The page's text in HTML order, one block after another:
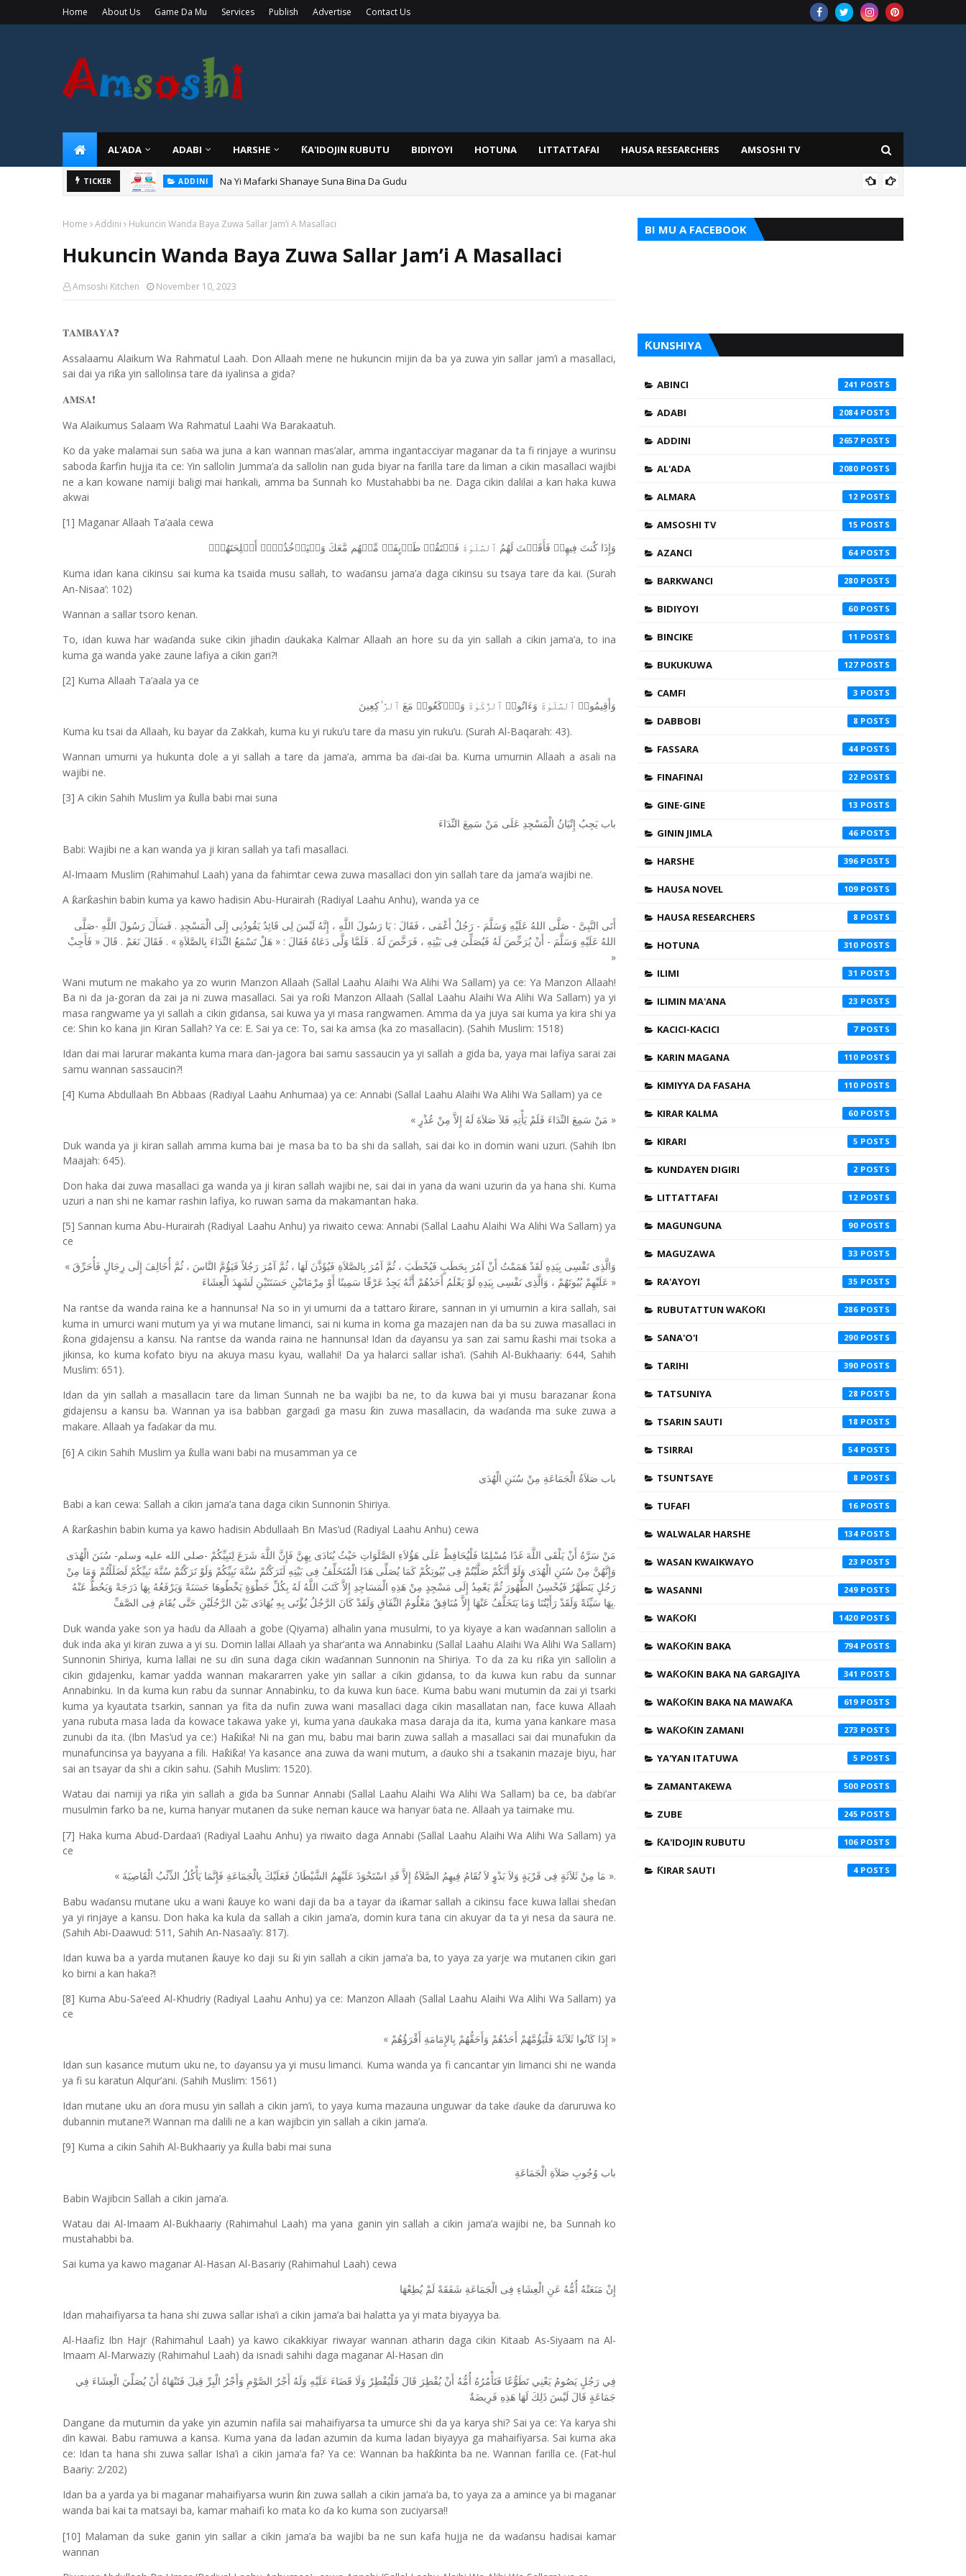
Home About Us Game Da Mu Services Publish Advertise Contact Us
AL'ADA ADABI HARSHE ƘA'IDOJIN RUBUTU BIDIYOYI HOTUNA LITTATTAFAI HAUSA RESEARCHERS AMSOSHI TV
TICKER ADDINI Na Yi Mafarki Ana Bikina, Kafin A Daura Aure Sai Na Farka
Home Addini Hukuncin Wanda Baya Zuwa Sallar Jam’i A Masallaci
Hukuncin Wanda Baya Zuwa Sallar Jam’i A Masallaci
Amsoshi Kitchen November 10, 2023
𝐓𝐀𝐌𝐁𝐀𝐘𝐀❓
Assalaamu Alaikum Wa Rahmatul Laah. Don Allaah mene ne hukuncin mijin da ba ya zuwa yin sallar jam’i a masallaci,
sai dai ya riƙa yin sallolinsa tare da iyalinsa a gida?
𝐀𝐌𝐒𝐀❗️
Wa Alaikumus Salaam Wa Rahmatul Laahi Wa Barakaatuh.
Ko da yake malamai sun saɓa wa juna a kan wannan mas’alar, amma ingantacciyar maganar da ta fi rinjaye a wurinsu
sabodaƙarfin hujja ita ce: Yin sallolin Jumma’a da sallolin nan guda biyar na farilla tare da liman a cikin masallaci wajibi
ne a kan kowane namiji baligi mai hankali, amma ba Sunnah ko Mustahabbi ba ne. Daga cikin dalilai a kan haka kuwa
akwai
[1] Maganar Allaah Ta’aala cewa
وَإِذَا كُنتَ فِیهِمۡ فَأَقَمۡتَ لَهُمُ ٱلصَّلَوٰةَ فَلۡتَقُمۡ طَاۤىِٕفَةࣱ مِّنۡهُم مَّعَكَ وَلۡیَأۡخُذُوۤا۟ أَسۡلِحَتَهُمۡۖ
Kuma idan kana cikinsu sai kuma ka tsaida musu sallah, to waɗansu jama’a daga cikinsu su tsaya tare da kai. (Surah
An-Nisaa’: 102)
Wannan a sallar tsoro kenan.
To, idan kuwa har waɗanda suke cikin jihadin ɗaukaka Kalmar Allaah an hore su da yin sallah a cikin jama’a, to ina
kuma ga wanda yake zaune lafiya a cikin gari?!
[2] Kuma Allaah Ta’aala ya ce
وَأَقِیمُوا۟ ٱلصَّلَوٰةَ وَءَاتُوا۟ ٱلزَّكَوٰةَ وَٱرۡكَعُوا۟ مَعَ ٱلرَّ ٰ⁠كِعِینَ
Kuma ku tsai da Allaah, ku bayar da Zakkah, kuma ku yi ruku’u tare da masu yin ruku’u. (Surah Al-Baqarah: 43).
Wannan umurni ya hukunta dole a yi sallah a tare da jama’a, amma ba ɗai-ɗai ba. Kuma umurnin Allaah a asali na
wajibi ne.
[3] A cikin Sahih Muslim ya ƙulla babi mai suna
باب يَجِبُ إِتْيَانُ الْمَسْجِدِ عَلَى مَنْ سَمِعَ النِّدَاءَ
Babi: Wajibi ne a kan wanda ya ji kiran sallah ya tafi masallaci.
Al-Imaam Muslim (Rahimahul Laah) yana da fahimtar cewa zuwa masallaci don yin sallah tare da jama’a wajibi ne.
A ƙarƙashin babin kuma ya kawo hadisin Abu-Hurairah (Radiyal Laahu Anhu), wanda ya ce
أَتَى النَّبِىَّ - صَلَّى اللهُ عَلَيْهِ وَسَلَّمَ - رَجُلٌ أَعْمَى ، فَقَالَ :يَا رَسُولَ اللَّهِ ، إِنَّهُ لَيْسَ لِى قَائِدٌ يَقُودُنِى إِلَى الْمَسْجِدِ . فَسَأَلَ رَسُولَ اللَّهِ -صَلَّى
اللهُ عَلَيْهِ وَسَلَّمَ - أَنْ يُرَخِّصَ لَهُ فَيُصَلِّىَ فِى بَيْتِهِ ، فَرَخَّصَ لَهُ . فَلَمَّا وَلَّى دَعَاهُ فَقَالَ : « هَلْ تَسْمَعُ النِّدَاءَ بِالصَّلاَةِ » . فَقَالَ نَعَمْ . قَالَ « فَأَجِبْ
»
Wani mutum ne makaho ya zo wurin Manzon Allaah (Sallal Laahu Alaihi Wa Alihi Wa Sallam) ya ce: Ya Manzon Allaah!
Ba ni da ja-goran da zai ja ni zuwa masallaci. Sai ya roƙi Manzon Allaah (Sallal Laahu Alaihi Wa Alihi Wa Sallam) ya yi
masa rangwame ya yi sallah a cikin gidansa, sai kuwa ya yi masa rangwamen. Amma da ya juya sai kuma ya kira shi ya
ce: Shin ko kana jin Kiran Sallah? Ya ce: E. Sai ya ce: To, sai ka amsa (ka zo masallacin). (Sahih Muslim: 1518)
Idan dai mai larurar makanta kuma maraɗan-jagora bai samu sassaucin ya yi sallah a gida ba, yaya mai lafiya sarai zai
samu wannan sassaucin?!
[4] Kuma Abdullaah Bn Abbaas (Radiyal Laahu Anhumaa) ya ce: Annabi (Sallal Laahu Alaihi Wa Alihi Wa Sallam) ya ce
«
مَنْ سَمِعَ النِّدَاءَ فَلَمْ يَأْتِهِ فَلاَ صَلاَةَ لَهُ إِلاَّ مِنْ عُذْرٍ
»
Duk wanda ya ji kiran sallah amma kuma bai je masa ba to ba shi da sallah, sai dai ko in domin wani uzuri. (Sahih Ibn
Maajah: 645).
Don haka dai zuwa masallaci ga wanda ya ji kiran sallah wajibi ne, sai dai in yana da wani uzurin da ya hana shi. Kuma
uzuri a nan shi ne kamar rashin lafiya, ko ruwan sama da makamantan haka.
[5] Sannan kuma Abu-Hurairah (Radiyal Laahu Anhu) ya riwaito cewa: Annabi (Sallal Laahu Alaihi Wa Alihi Wa Sallam) ya
ce
«
وَالَّذِى نَفْسِى بِيَدِهِ لَقَدْ هَمَمْتُ أَنْ آمُرَ بِحَطَبٍ فَيُحْطَبَ ، ثُمَّ آمُرَ بِالصَّلاَةِ فَيُؤَذَّنَ لَهَا ، ثُمَّ آمُرَ رَجُلاً فَيَؤُمَّ النَّاسَ ، ثُمَّ أُخَالِفَ إِلَى رِجَالٍ فَأُحَرِّقَ
عَلَيْهِمْ بُيُوتَهُمْ ، وَالَّذِى نَفْسِى بِيَدِهِ لَوْ يَعْلَمُ أَحَدُهُمْ أَنَّهُ يَجِدُ عَرْقًا سَمِينًا أَوْ مِرْمَاتَيْنِ حَسَنَتَيْنِ لَشَهِدَ الْعِشَاءَ
»
Na rantse da wanda raina ke a hannunsa! Na so in yi umurni da a tattaro ƙirare, sannan in yi umurnin a kira sallah, sai
kuma in umurci wani mutum ya yi wa mutane limanci, sai ni kuma in koma ga mazajen nan da ba su zuwa masallaci in
ƙona gidajensu a kansu. Na rantse da wanda raina ne hannunsa! Idan daɗayansu ya san zai samuƙashi mai tsoka a
jikinsa, ko kuma kofato biyu na akuya masu kyau, wallahi! Da ya halarci sallar isha’i. (Sahih Al-Bukhaariy: 644, Sahih
Muslim: 651).
Idan da yin sallah a masallacin tare da liman Sunnah ne ba wajibi ba ne, to da kuwa bai yi musu barazanar ƙona
gidajensu a kansu ba. Wannan ya isa babban gargaɗi ga masuƙin zuwa masallacin, da waɗanda ma suke zuwa a
makare. Allaah ya faɗakar da mu.
[6] A cikin Sahih Muslim ya ƙulla wani babi na musamman ya ce
باب صَلاَةُ الْجَمَاعَةِ مِنْ سُنَنِ الْهُدَى
Babi a kan cewa: Sallah a cikin jama’a tana daga cikin Sunnonin Shiriya.
A ƙarƙashin babin kuma ya kawo hadisin Abdullaah Bn Mas’ud (Radiyal Laahu Anhu) cewa
مَنْ سَرَّهُ أَنْ يَلْقَى اللَّهَ غَدًا مُسْلِمًا فَلْيُحَافِظْ عَلَى هَؤُلاَءِ الصَّلَوَاتِ حَيْثُ يُنَادَى بِهِنَّ فَإِنَّ اللَّهَ شَرَعَ لِنَبِيِّكُمْ -صلى الله عليه وسلم- سُنَنَ
الْهُدَى
وَإِنَّهُنَّ مِنْ سُنَنِ الْهُدَى وَلَوْ أَنَّكُمْ صَلَّيْتُمْ فِى بُيُوتِكُمْ كَمَا يُصَلِّى هَذَا الْمُتَخَلِّفُ فِى بَيْتِهِ لَتَرَكْتُمْ سُنَّةَ نَبِيِّكُمْ وَلَوْ تَرَكْتُمْ سُنَّةَ نَبِيِّكُمْ لَضَلَلْتُمْ وَمَا مِنْ
رَجُلٍ يَتَطَهَّرُ فَيُحْسِنُ الطُّهُورَ ثُمَّ يَعْمِدُ إِلَى مَسْجِدٍ مِنْ هَذِهِ الْمَسَاجِدِ إِلاَّ كَتَبَ اللَّهُ لَهُ بِكُلِّ خَطْوَةٍ يَخْطُوهَا حَسَنَةً وَيَرْفَعُهُ بِهَا دَرَجَةً وَيَحُطُّ عَنْهُ
بِهَا سَيِّئَةً وَلَقَدْ رَأَيْتُنَا وَمَا يَتَخَلَّفُ عَنْهَا إِلاَّ مُنَافِقٌ مَعْلُومُ النِّفَاقِ وَلَقَدْ كَانَ الرَّجُلُ يُؤْتَى بِهِ يُهَادَى بَيْنَ الرَّجُلَيْنِ حَتَّى يُقَامَ فِى الصَّفِّ
.
Duk wanda yake son ya haɗu da Allaah a gobe (Qiyama) alhalin yana musulmi, to ya kiyaye a kan waɗannan sallolin a
duk inda aka yi kiran zuwa a yi su. Domin lallai Allaah ya shar’anta wa Annabinku (Sallal Laahu Alaihi Wa Alihi Wa Sallam)
Sunnonin Shiriya, kuma lallai ne su ɗin suna daga cikin waɗannan Sunnonin na Shiriya. To da za ku riƙa yin sallolin a
cikin gidajenku, kamar yadda wannan makararren yake yin sallar a cikin gidansa, to da kuwa kun rabu da sunnar
Annabinku. In da kuma kun rabu da sunnar Annabinku, to da kuwa kun ɓace. Kuma babu wani mutumin da zai yi tsarki
kuma ya kyautata tsarkin, sannan ya fita da nufin zuwa wani masallaci daga cikin masallatan nan, face kuwa Allaah
yana rubuta masa lada da kowace takawa yake yi, kuma yanaɗaukaka masa daraja da ita, kuma yana kankare masa
zunubi da ita. (Ibn Mas’ud ya ce:) Haƙiƙa! Ni na gan mu, babu mai barin zuwa sallah a masallaci sai dai munafukin da
munafuncinsa ya bayyana a fili. Haƙiƙa! Ya kasance ana zuwa da wani mutum, a ɗauko shi a tsakanin mazaje biyu, har
sai an tsayar da shi a cikin sahu. (Sahih Muslim: 1520).
Watau dai namiji ya riƙa yin sallah a gida ba Sunnar Annabi (Sallal Laahu Alaihi Wa Alihi Wa Sallam) ba ce, baɗabi’ar
musulmin farko ba ne, kuma hanyar mutanen da suke neman kauce wa hanyar ɓata ne. Allaah ya taimake mu.
[7] Haka kuma Abud-Dardaa’i (Radiyal Laahu Anhu) ya riwaito daga Annabi (Sallal Laahu Alaihi Wa Alihi Wa Sallam) ya
ce
«
مَا مِنْ ثَلاَثَةٍ فِى قَرْيَةٍ وَلاَ بَدْوٍ لاَ تُقَامُ فِيهِمُ الصَّلاَةُ إِلاَّ قَدِ اسْتَحْوَذَ عَلَيْهِمُ الشَّيْطَانُ فَعَلَيْكَ بِالْجَمَاعَةِ فَإِنَّمَا يَأْكُلُ الذِّئْبُ الْقَاصِيَةَ
».
Babu waɗansu mutane uku a wani ƙauye ko wani daji da ba a tayar da iƙamar sallah a cikinsu face kuwa lallai sheɗan
ya yi rinjaye a kansu. Don haka ka kula da sallah a cikin jama’a, domin kura tana cin akuyar da ta yi nesa da saura ne.
(Sahih Abi-Daawud: 511, Sahih An-Nasaa’iy: 817).
Idan kuwa ba a yarda mutanen ƙauye ko daji su ƙi yin sallah a cikin jama’a ba, to yaya za yarje wa mutanen cikin gari
ko birni a kan haka?!
[8] Kuma Abu-Sa’eed Al-Khudriy (Radiyal Laahu Anhu) ya ce: Manzon Allaah (Sallal Laahu Alaihi Wa Alihi Wa Sallam) ya
ce
«
إِذَا كَانُوا ثَلاَثَةً فَلْيَؤُمَّهُمْ أَحَدُهُمْ وَأَحَقُّهُمْ بِالإِمَامَةِ أَقْرَؤُهُمْ
»
Idan sun kasance mutum uku ne, to ɗayansu ya yi musu limanci. Kuma wanda ya fi cancantar yin limanci shi ne wanda
ya fi su karatun Alqur’ani. (Sahih Muslim: 1561)
Idan mutane uku an ɗora musu yin sallah a cikin jam’i, to yaya kuma mazauna unguwar da take ɗauke da ɗaruruwa ko
dubannin mutane?! Wannan ma dalili ne a kan wajibcin yin sallah a cikin jama’a.
[9] Kuma a cikin Sahih Al-Bukhaariy ya ƙulla babi mai suna
باب وُجُوبِ صَلاَةِ الْجَمَاعَةِ
Babin Wajibcin Sallah a cikin jama’a.
Watau dai Al-Imaam Al-Bukhaariy (Rahimahul Laah) ma yana ganin yin sallah a cikin jama’a wajibi ne, ba Sunnah ko
mustahabbi ba.
Sai kuma ya kawo maganar Al-Hasan Al-Basariy (Rahimahul Laah) cewa
إِنْ مَنَعَتْهُ أُمُّهُ عَنِ الْعِشَاءِ فِى الْجَمَاعَةِ شَفَقَةً لَمْ يُطِعْهَا
Idan mahaifiyarsa ta hana shi zuwa sallar isha’i a cikin jama’a bai halatta ya yi mata biyayya ba.
Al-Haafiz Ibn Hajr (Rahimahul Laah) ya kawo cikakkiyar riwayar wannan atharin daga cikin Kitaab As-Siyaam na Al-
Imaam Al-Marwaziy (Rahimahul Laah) da isnadi sahihi daga maganar Al-Hasan ɗin
فِي رَجُلٍ يَصُومُ يَعْنِي تَطَوُّعًا فَتَأْمُرُهُ أُمُّهُ أَنْ يُفْطِرَ قَالَ فَلْيُفْطِرْ وَلَا قَضَاءَ عَلَيْهِ وَلَهُ أَجْرُ الصَّوْمِ وَأَجْرُ الْبِرِّ قِيلَ فَتَنْهَاهُ أَنْ يُصَلِّيَ الْعِشَاءَ فِي
جَمَاعَةٍ قَالَ لَيْسَ ذَلِكَ لَهَا هَذِهِ فَرِيضَةٌ
Dangane da mutumin da yake yin azumin nafila sai mahaifiyarsa ta umurce shi da ya karya shi? Sai ya ce: Ya karya shi
ɗin kawai. Babu ramuwa a kansa. Kuma yana da ladan azumin da kuma ladan biyayya ga mahaifiyarsa. Sai kuma aka
ce: Idan ta hana shi zuwa sallar Isha’i a cikin jama’a fa? Ya ce: Wannan ba haƙƙinta ba ne. Wannan farilla ce. (Fat-hul
Baariy: 2/202)
Idan ba a yarda ya bi maganar mahaifiyarsa wurinƙin zuwa sallah a cikin jama’a ba, to yaya za a amince ya bi maganar
wanda bai kai ta matsayi ba, kamar mahaifi ko mata ko ɗa ko kuma son zuciyarsa!!
[10] Malaman da suke ganin yin sallar a cikin jama’a ba wajibi ba ne sun kafa hujja ne da waɗansu hadisai kamar
wannan
BI MU A FACEBOOK
ƘUNSHIYA
ABINCI 241
ADABI 2084
ADDINI 2657
AL'ADA 2080
ALMARA 12
AMSOSHI TV 15
AZANCI 64
BARKWANCI 280
BIDIYOYI 60
BINCIKE 11
BUKUKUWA 127
CAMFI 3
DABBOBI 8
FASSARA 44
FINAFINAI 22
GINE-GINE 13
GININ JIMLA 46
HARSHE 396
HAUSA NOVEL 109
HAUSA RESEARCHERS 8
HOTUNA 310
ILIMI 31
ILIMIN MA'ANA 23
KACICI-KACICI 7
KARIN MAGANA 110
KIMIYYA DA FASAHA 110
KIRAR KALMA 60
KIRARI 5
KUNDAYEN DIGIRI 2
LITTATTAFAI 12
MAGUNGUNA 90
MAGUZAWA 33
RA'AYOYI 35
RUBUTATTUN WAƘOƘI 286
SANA'O'I 290
TARIHI 390
TATSUNIYA 28
TSARIN SAUTI 18
TSIRRAI 54
TSUNTSAYE 8
TUFAFI 16
WALWALAR HARSHE 134
WASAN KWAIKWAYO 23
WASANNI 249
WAƘOƘI 1420
WAƘOƘIN BAKA 794
WAƘOƘIN BAKA NA GARGAJIYA 341
WAƘOƘIN BAKA NA MAWAƘA 619
WAƘOƘIN ZAMANI 273
YA'YAN ITATUWA 5
ZAMANTAKEWA 500
ZUBE 245
ƘA'IDOJIN RUBUTU 106
ƘIRAR SAUTI 4